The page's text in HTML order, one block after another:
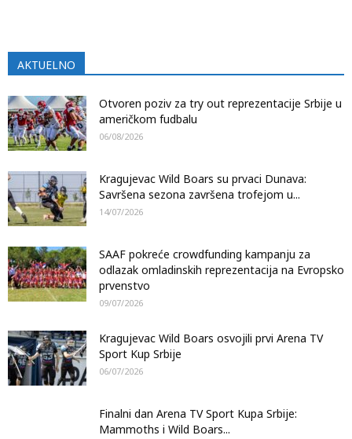
AKTUELNO
Otvoren poziv za try out reprezentacije Srbije u
američkom fudbalu
06/08/2026
Kragujevac Wild Boars su prvaci Dunava:
Savršena sezona završena trofejom u...
14/07/2026
SAAF pokreće crowdfunding kampanju za
odlazak omladinskih reprezentacija na Evropsko
prvenstvo
09/07/2026
Kragujevac Wild Boars osvojili prvi Arena TV
Sport Kup Srbije
06/07/2026
Finalni dan Arena TV Sport Kupa Srbije:
Mammoths i Wild Boars...